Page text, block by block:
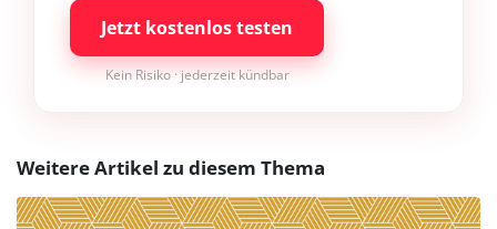
Jetzt kostenlos testen
Kein Risiko · jederzeit kündbar
Weitere Artikel zu diesem Thema